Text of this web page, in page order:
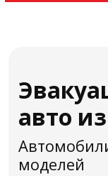
авто
моделей